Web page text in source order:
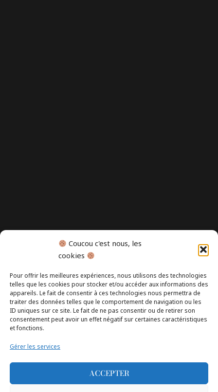
Coucou c'est nous, les
cookies
Pour offrir les meilleures expériences, nous utilisons des technologies
telles que les cookies pour stocker et/ou accéder aux informations des
appareils. Le fait de consentir à ces technologies nous permettra de
traiter des données telles que le comportement de navigation ou les
ID uniques sur ce site. Le fait de ne pas consentir ou de retirer son
consentement peut avoir un effet négatif sur certaines caractéristiques
et fonctions.
Gérer les services
ACCEPTER